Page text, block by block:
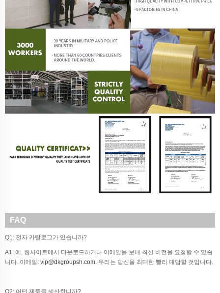
FAQ
Q1: 전자 카탈로그가 있습니까?
A1: 예, 웹사이트에서 다운로드하거나 이메일을 보내 최신 버전을 요청할 수 있습
니다. 이메일: vip@dkgroupsh.com. 우리는 당신을 최대한 빨리 대답할 것입니다.
Q2: 어떤 제품을 생산합니까?